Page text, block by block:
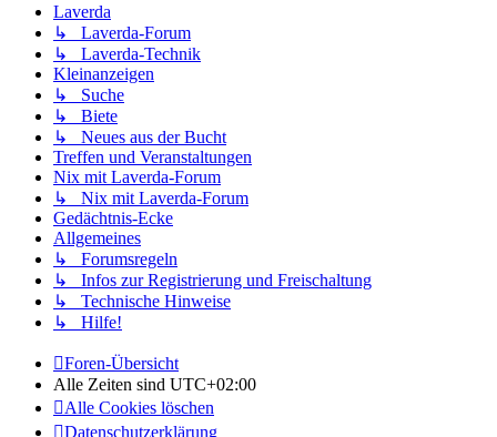
Laverda
↳ Laverda-Forum
↳ Laverda-Technik
Kleinanzeigen
↳ Suche
↳ Biete
↳ Neues aus der Bucht
Treffen und Veranstaltungen
Nix mit Laverda-Forum
↳ Nix mit Laverda-Forum
Gedächtnis-Ecke
Allgemeines
↳ Forumsregeln
↳ Infos zur Registrierung und Freischaltung
↳ Technische Hinweise
↳ Hilfe!
Foren-Übersicht
Alle Zeiten sind UTC+02:00
Alle Cookies löschen
Datenschutzerklärung